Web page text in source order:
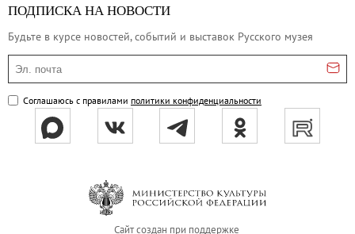
Корпус Бенуа
Михайловский (Инженерный) замок
Мраморный дворец
Строгановский дворец
Домик Петра I
Летний дворец Петра I
Михайловский сад
Западный павильон Михайловского
Восточный павильон Михайловского
ПОДПИСКА НА НОВОСТИ
Будьте в курсе новостей, событий и выставок Русского музея
Эл. почта
Соглашаюсь с правилами политики конфиденциальности
Сайт создан при поддержке